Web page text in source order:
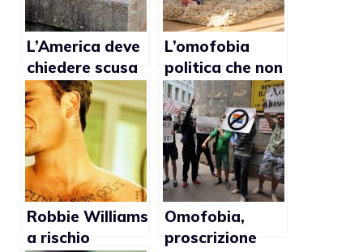
L’America deve
chiedere scusa
alla Comunità
LGBTQ
L’omofobia
politica che non
pensa ai
bambini
Robbie Williams
a rischio
Omofobia,
proscrizione